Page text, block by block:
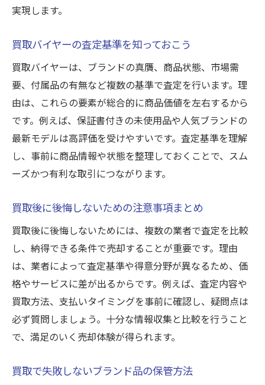
実現します。
買取バイヤーの査定基準を知っておこう
買取バイヤーは、ブランドの真贋、商品状態、市場需
要、付属品の有無など複数の基準で査定を行います。理
由は、これらの要素が総合的に商品価値を左右するから
です。例えば、保証書付きの未使用品や人気ブランドの
最新モデルは高評価を受けやすいです。査定基準を理解
し、事前に商品情報や状態を整理しておくことで、スム
ーズかつ有利な取引につながります。
買取後に後悔しないための注意事項まとめ
買取後に後悔しないためには、複数の業者で査定を比較
し、納得できる条件で売却することが重要です。理由
は、業者によって査定基準や得意分野が異なるため、価
格やサービスに差が出るからです。例えば、査定内容や
買取方法、支払いタイミングを事前に確認し、疑問点は
必ず質問しましょう。十分な情報収集と比較を行うこと
で、満足のいく売却体験が得られます。
買取で失敗しないブランド品の保管方法